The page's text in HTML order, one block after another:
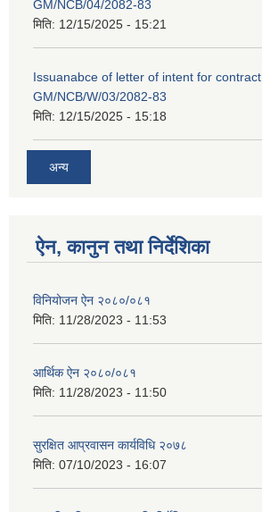
GM/NCB/04/2082-83
मिति: 12/15/2025 - 15:21
Issuanabce of letter of intent for contract
GM/NCB/W/03/2082-83
मिति: 12/15/2025 - 15:18
अन्य
ऐन, कानुन तथा निर्देशिका
विनियोजन ऐन २०८०/०८१
मिति: 11/28/2023 - 11:53
आर्थिक ऐन २०८०/०८१
मिति: 11/28/2023 - 11:50
सुरक्षित आप्रवासन कार्यविधि २०७८
मिति: 07/10/2023 - 16:07